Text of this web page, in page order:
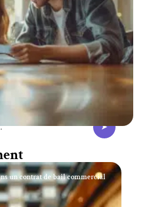
un contrat de bail commercial